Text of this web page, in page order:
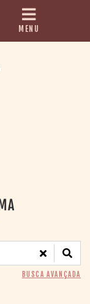
MENU
BUSCA AVANÇADA